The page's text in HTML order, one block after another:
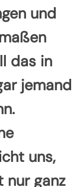
und
das in
jemand
uns,
nur ganz